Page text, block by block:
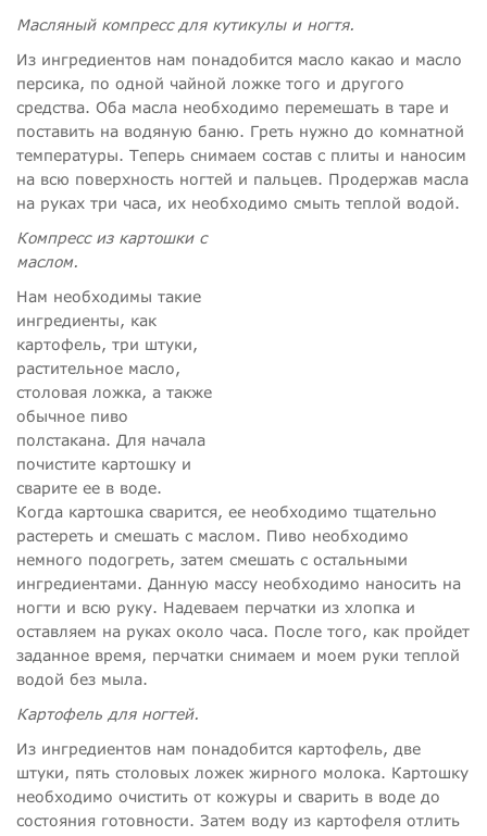
Масляный компресс для кутикулы и ногтя.
Из ингредиентов нам понадобится масло какао и масло
персика, по одной чайной ложке того и другого
средства. Оба масла необходимо перемешать в таре и
поставить на водяную баню. Греть нужно до комнатной
температуры. Теперь снимаем состав с плиты и наносим
на всю поверхность ногтей и пальцев. Продержав масла
на руках три часа, их необходимо смыть теплой водой.
Компресс из картошки с
маслом.
Нам необходимы такие
ингредиенты, как
картофель, три штуки,
растительное масло,
столовая ложка, а также
обычное пиво
полстакана. Для начала
почистите картошку и
сварите ее в воде.
Когда картошка сварится, ее необходимо тщательно
растереть и смешать с маслом. Пиво необходимо
немного подогреть, затем смешать с остальными
ингредиентами. Данную массу необходимо наносить на
ногти и всю руку. Надеваем перчатки из хлопка и
оставляем на руках около часа. После того, как пройдет
заданное время, перчатки снимаем и моем руки теплой
водой без мыла.
Картофель для ногтей.
Из ингредиентов нам понадобится картофель, две
штуки, пять столовых ложек жирного молока. Картошку
необходимо очистить от кожуры и сварить в воде до
состояния готовности. Затем воду из картофеля отлить